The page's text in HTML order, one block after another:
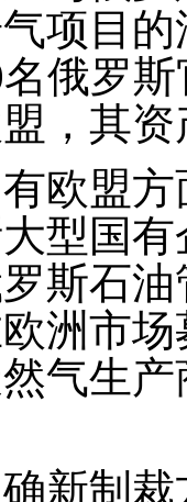
项目
名俄罗
，其
盟方
型国
斯石
洲市
气生
制裁